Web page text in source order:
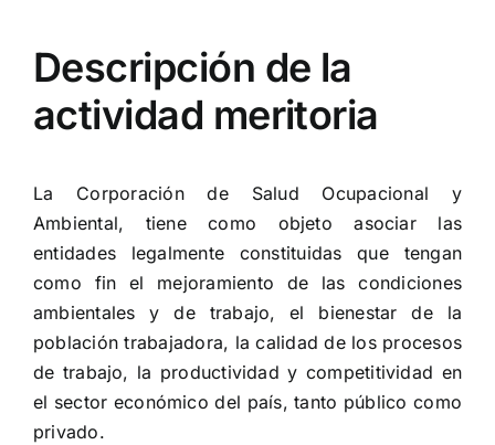
Descripción de la
actividad meritoria
La Corporación de Salud Ocupacional y
Ambiental, tiene como objeto asociar las
entidades legalmente constituidas que tengan
como fin el mejoramiento de las condiciones
ambientales y de trabajo, el bienestar de la
población trabajadora, la calidad de los procesos
de trabajo, la productividad y competitividad en
el sector económico del país, tanto público como
privado.